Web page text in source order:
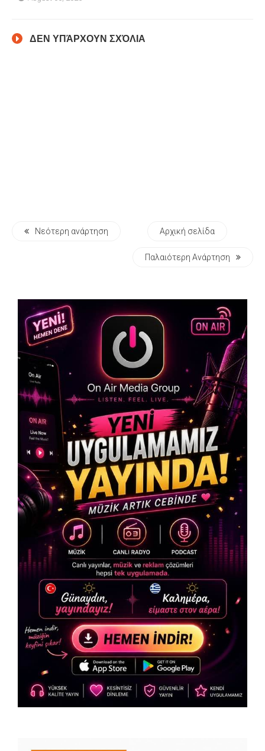
ΔΕΝ ΥΠΆΡΧΟΥΝ ΣΧΌΛΙΑ
Νεότερη ανάρτηση Αρχική σελίδα
Παλαιότερη Ανάρτηση